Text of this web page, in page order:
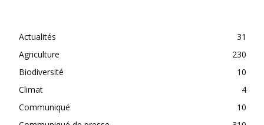
Actualités
31
Agriculture
230
Biodiversité
10
Climat
4
Communiqué
10